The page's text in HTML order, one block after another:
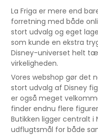
La Friga er mere end
forretning med både
stort udvalg og eget
som kunde en ekstra
Disney-universet helt
virkeligheden.
Vores webshop gør det
stort udvalg af Disney
er også meget
finder endnu flere
Butikken ligger centralt i
udflugtsmål for både